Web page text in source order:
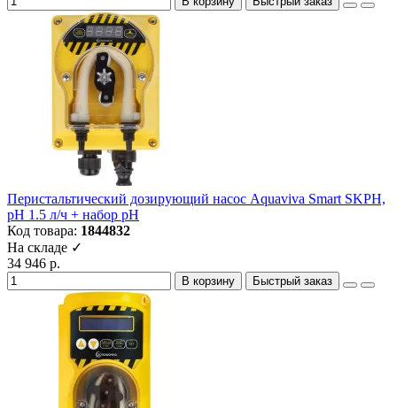
Перистальтический дозирующий насос Aquaviva Smart SKPH,
рH 1.5 л/ч + набор рH
Код товара: 1844832
На складе ✓
34 946 р.
В корзину Быстрый заказ